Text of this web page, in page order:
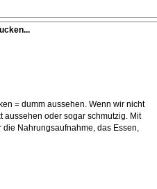
= dumm aussehen. Wenn wir nicht
aussehen oder sogar schmutzig. Mit
Nahrungsaufnahme, das Essen,